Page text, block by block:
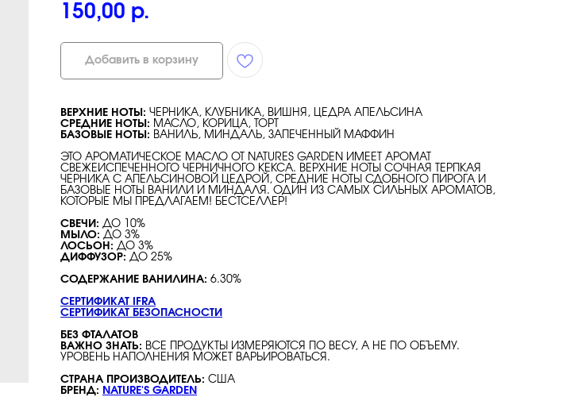
150,00 р.
Добавить в корзину
ВЕРХНИЕ НОТЫ: ЧЕРНИКА, КЛУБНИКА, ВИШНЯ, ЦЕДРА АПЕЛЬСИНА
СРЕДНИЕ НОТЫ: МАСЛО, КОРИЦА, ТОРТ
БАЗОВЫЕ НОТЫ: ВАНИЛЬ, МИНДАЛЬ, ЗАПЕЧЕННЫЙ МАФФИН
ЭТО АРОМАТИЧЕСКОЕ МАСЛО ОТ NATURES GARDEN ИМЕЕТ АРОМАТ
СВЕЖЕИСПЕЧЕННОГО ЧЕРНИЧНОГО КЕКСА. ВЕРХНИЕ НОТЫ СОЧНАЯ ТЕРПКАЯ
ЧЕРНИКА С АПЕЛЬСИНОВОЙ ЦЕДРОЙ, СРЕДНИЕ НОТЫ СДОБНОГО ПИРОГА И
БАЗОВЫЕ НОТЫ ВАНИЛИ И МИНДАЛЯ. ОДИН ИЗ САМЫХ СИЛЬНЫХ АРОМАТОВ,
КОТОРЫЕ МЫ ПРЕДЛАГАЕМ! БЕСТСЕЛЛЕР!
СВЕЧИ: ДО 10%
МЫЛО: ДО 3%
ЛОСЬОН: ДО 3%
ДИФФУЗОР: ДО 25%
СОДЕРЖАНИЕ ВАНИЛИНА: 6.30%
СЕРТИФИКАТ IFRA
СЕРТИФИКАТ БЕЗОПАСНОСТИ
БЕЗ ФТАЛАТОВ
ВАЖНО ЗНАТЬ: ВСЕ ПРОДУКТЫ ИЗМЕРЯЮТСЯ ПО ВЕСУ, А НЕ ПО ОБЪЕМУ.
УРОВЕНЬ НАПОЛНЕНИЯ МОЖЕТ ВАРЬИРОВАТЬСЯ.
СТРАНА ПРОИЗВОДИТЕЛЬ: США
БРЕНД: NATURE'S GARDEN